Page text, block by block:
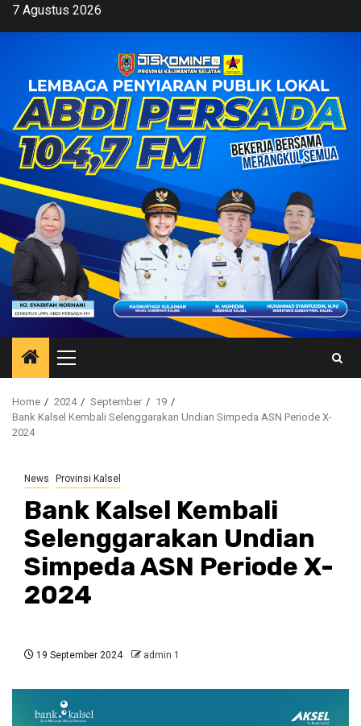
Skip7 Agustus 2026
Primary
Menu
Home 2024 September
19
Bank Kalsel Kembali Selenggarakan Undian Simpeda ASN Periode X-
2024
News Provinsi Kalsel
Bank Kalsel Kembali
Selenggarakan Undian
Simpeda ASN Periode X-
2024
19 September 2024 admin 1